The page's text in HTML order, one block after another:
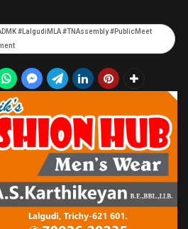
#LalgudiMLA #TNAssembly #PublicMeet